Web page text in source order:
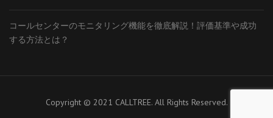
コールセンターのモニタリング機能を徹底解説！評価基準や成功
する方法とは？
Copyright © 2021 CALLTREE. All Rights Reserved.